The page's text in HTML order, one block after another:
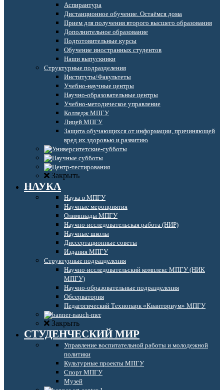
Аспирантура
Дистанционное обучение. Остаёмся дома
Прием для получения второго высшего образования
Дополнительное образование
Подготовительные курсы
Обучение иностранных студентов
Наши выпускники
Структурные подразделения
Институты/Факультеты
Учебно-научные центры
Научно-образовательные центры
Учебно-методическое управление
Колледж МПГУ
Лицей МПГУ
Защита обучающихся от информации, причиняющей
вред их здоровью и развитию
Закрыть
НАУКА
Наука в МПГУ
Научные мероприятия
Олимпиады МПГУ
Научно-исследовательская работа (НИР)
Научные школы
Диссертационные советы
Издания МПГУ
Структурные подразделения
Научно-исследовательский комплекс МПГУ (НИК
МПГУ)
Научно-образовательные подразделения
Обсерватория
Педагогический Технопарк «Кванториум» МПГУ
Закрыть
СТУДЕНЧЕСКИЙ МИР
Управление воспитательной работы и молодежной
политики
Культурные проекты МПГУ
Спорт МПГУ
Музей